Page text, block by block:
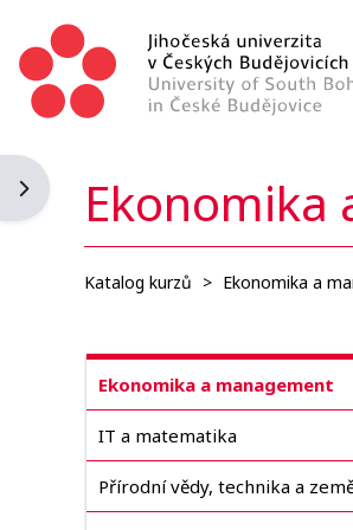
Otevřít panel bloku
Ekonomika
Katalog kurzů > Ekonomika a
Ekonomika a management
IT a matematika
Přírodní vědy, technika a